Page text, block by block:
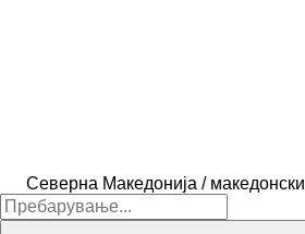
Северна Македонија / македонски